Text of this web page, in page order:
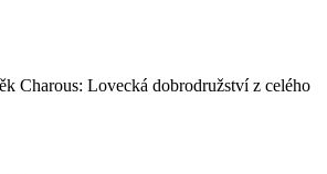
Charous: Lovecká dobrodružství z celého